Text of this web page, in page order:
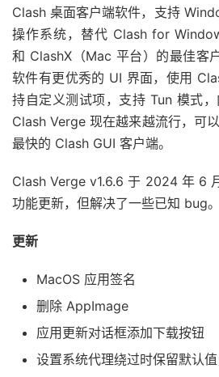
Clash 桌面客户端软件，支持
操作系统，替代 Clash for
和 ClashX（Mac 平台）的最佳客
软件有更优秀的 UI 界面，使用
持自定义测试项，支持 Tun 模式
Clash Verge 现在越来越流行，可
最快的 Clash GUI 客户端。
Clash Verge v1.6.6 于 2024 年 6
功能更新，但解决了一些已知 bug。
更新
MacOS 应用签名
删除 AppImage
应用更新对话框添加下载按钮
设置系统代理绕过时保留默认值